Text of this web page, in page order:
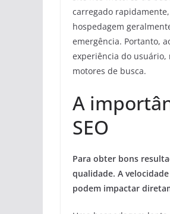
carregado
hospedagem
emergência. Portanto,
experiência do usuário,
motores de busca.
A
SEO
Para obter bons
qualidade. A
podem impactar